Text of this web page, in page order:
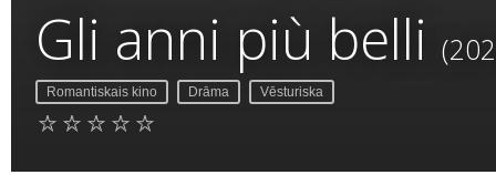
Gli anni più belli
Romantiskais kino Drāma Vēsturiska